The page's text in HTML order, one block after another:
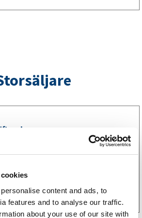
content and ads, to
features and to analyse our traffic.
about your use of our site with